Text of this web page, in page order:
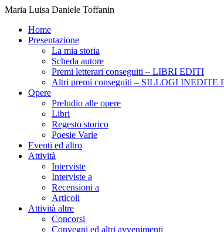
Maria Luisa Daniele Toffanin
Home
Presentazione
La mia storia
Scheda autore
Premi letterari conseguiti – LIBRI EDITI
Altri premi conseguiti – SILLOGI INEDITE
Opere
Preludio alle opere
Libri
Regesto storico
Poesie Varie
Eventi ed altro
Attività
Interviste
Interviste a
Recensioni a
Articoli
Attività altre
Concorsi
Convegni ed altri avvenimenti